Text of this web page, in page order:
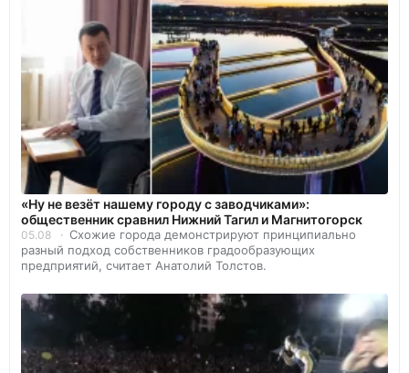
«Ну не везёт нашему городу с заводчиками»:
общественник сравнил Нижний Тагил и Магнитогорск
05.08
Схожие города демонстрируют принципиально
разный подход собственников градообразующих
предприятий, считает Анатолий Толстов.